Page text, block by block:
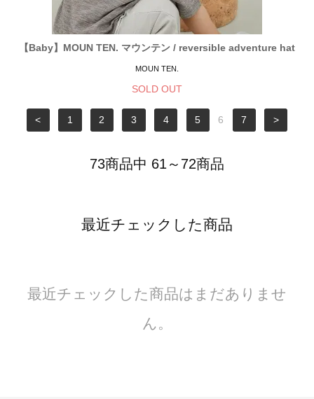
【Baby】MOUN TEN. マウンテン / reversible adventure hat
MOUN TEN.
SOLD OUT
< 1 2 3 4 5 6 7 >
73商品中 61～72商品
最近チェックした商品
最近チェックした商品はまだありませ
ん。